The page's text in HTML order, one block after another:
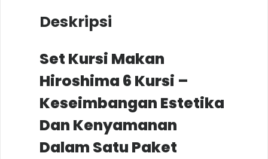
Deskripsi
Set Kursi Makan
Hiroshima 6 Kursi –
Keseimbangan Estetika
Dan Kenyamanan
Dalam Satu Paket